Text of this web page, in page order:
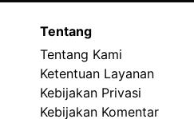
Tentang
Tentang Kami
Ketentuan Layanan
Kebijakan Privasi
Kebijakan Komentar